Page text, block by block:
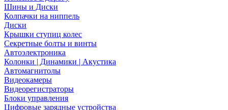
Шины и Диски
Колпачки на ниппель
Диски
Крышки ступиц колес
Секретные болты и винты
Автоэлектроника
Колонки | Динамики | Акустика
Автомагнитолы
Видеокамеры
Видеорегистраторы
Блоки управления
Цифровые зарядные устройства